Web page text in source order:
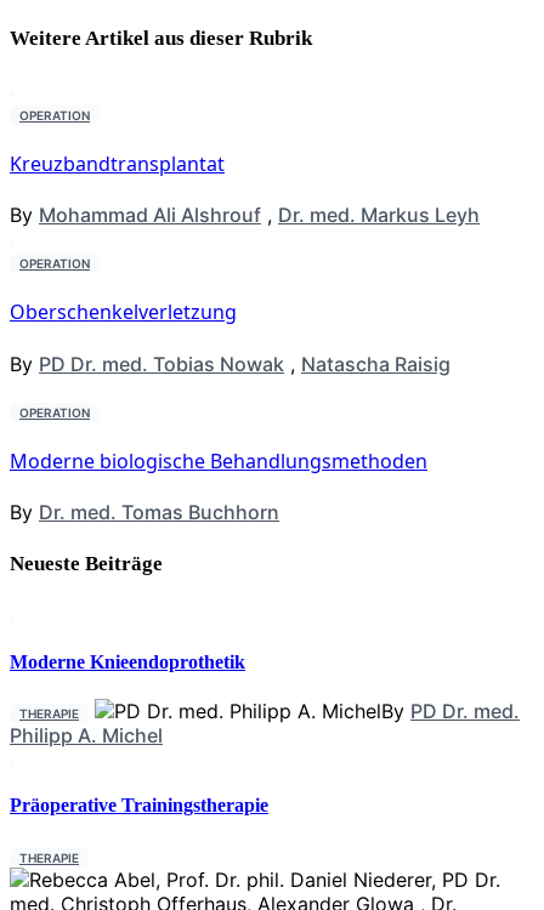
Weitere Artikel aus dieser Rubrik
OPERATION
Kreuzbandtransplantat
By Mohammad Ali Alshrouf , Dr. med. Markus Leyh
OPERATION
Oberschenkelverletzung
By PD Dr. med. Tobias Nowak , Natascha Raisig
OPERATION
Moderne biologische Behandlungsmethoden
By Dr. med. Tomas Buchhorn
Neueste Beiträge
Moderne Knieendoprothetik
THERAPIE By PD Dr. med.
Philipp A. Michel
Präoperative Trainingstherapie
THERAPIE